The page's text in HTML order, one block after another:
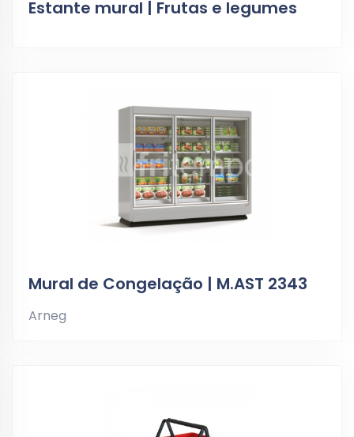
Estante mural | Frutas e legumes
Mural de Congelação | M.AST 2343
Arneg